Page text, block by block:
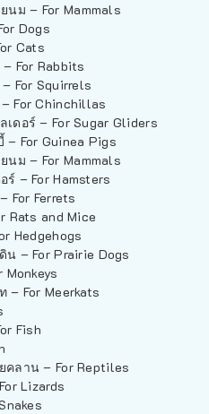
นม – For Mammals
Dogs
Cats
For Rabbits
For Squirrels
For Chinchillas
เดอร์ – For Sugar Gliders
For Guinea Pigs
นม – For Mammals
ร์ – For Hamsters
For Ferrets
Rats and Mice
Hedgehogs
น – For Prairie Dogs
Monkeys
– For Meerkats
Fish
คลาน – For Reptiles
Lizards